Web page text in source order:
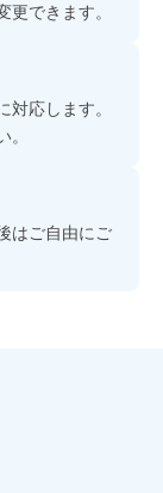
できます。
対応します。
はご自由にご